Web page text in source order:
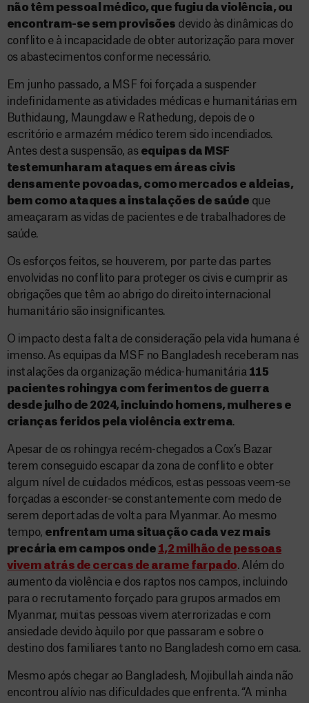
não têm pessoal médico, que fugiu da violência, ou
encontram-se sem provisões devido às dinâmicas do
conflito e à incapacidade de obter autorização para mover
os abastecimentos conforme necessário.
Em junho passado, a MSF foi forçada a suspender
indefinidamente as atividades médicas e humanitárias em
Buthidaung, Maungdaw e Rathedung, depois de o
escritório e armazém médico terem sido incendiados.
Antes desta suspensão, as equipas da MSF
testemunharam ataques em áreas civis
densamente povoadas, como mercados e aldeias,
bem como ataques a instalações de saúde que
ameaçaram as vidas de pacientes e de trabalhadores de
saúde.
Os esforços feitos, se houverem, por parte das partes
envolvidas no conflito para proteger os civis e cumprir as
obrigações que têm ao abrigo do direito internacional
humanitário são insignificantes.
O impacto desta falta de consideração pela vida humana é
imenso. As equipas da MSF no Bangladesh receberam nas
instalações da organização médica-humanitária 115
pacientes rohingya com ferimentos de guerra
desde julho de 2024, incluindo homens, mulheres e
crianças feridos pela violência extrema.
Apesar de os rohingya recém-chegados a Cox’s Bazar
terem conseguido escapar da zona de conflito e obter
algum nível de cuidados médicos, estas pessoas veem-se
forçadas a esconder-se constantemente com medo de
serem deportadas de volta para Myanmar. Ao mesmo
tempo, enfrentam uma situação cada vez mais
precária em campos onde 1,2 milhão de pessoas
vivem atrás de cercas de arame farpado. Além do
aumento da violência e dos raptos nos campos, incluindo
para o recrutamento forçado para grupos armados em
Myanmar, muitas pessoas vivem aterrorizadas e com
ansiedade devido àquilo por que passaram e sobre o
destino dos familiares tanto no Bangladesh como em casa.
Mesmo após chegar ao Bangladesh, Mojibullah ainda não
encontrou alívio nas dificuldades que enfrenta. “A minha